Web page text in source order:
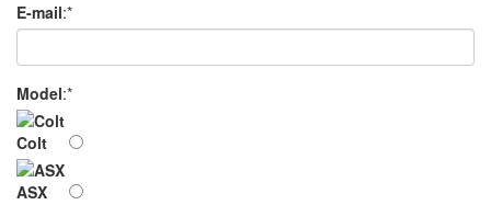
E-mail:*
Model:*
Colt
ASX